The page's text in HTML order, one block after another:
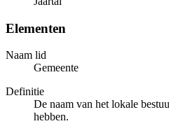
Elementen
Naam lid
Gemeente
Definitie
De naam van het lokale
hebben.